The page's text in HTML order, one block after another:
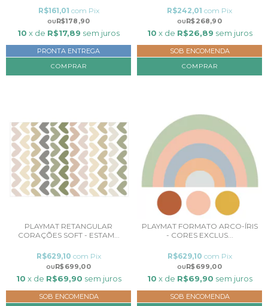
R$178,90
R$161,01 com Pix
10 x de R$17,89 sem juros
PRONTA ENTREGA
COMPRAR
R$268,90
R$242,01 com Pix
10 x de R$26,89 sem juros
SOB ENCOMENDA
COMPRAR
PLAYMAT RETANGULAR
CORAÇÕES SOFT - ESTAM...
R$699,00
R$629,10 com Pix
10 x de R$69,90 sem juros
SOB ENCOMENDA
PLAYMAT FORMATO ARCO-ÍRIS
- CORES EXCLUS...
R$699,00
R$629,10 com Pix
10 x de R$69,90 sem juros
SOB ENCOMENDA